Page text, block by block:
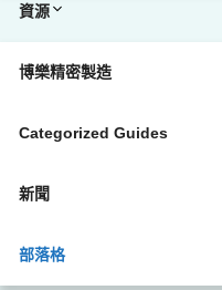
資源
博樂精密製造
Categorized Guides
新聞
部落格